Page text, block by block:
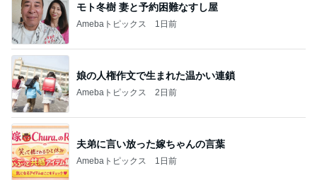
モト冬樹 妻と予約困難なすし屋
Amebaトピックス 1日前
娘の人権作文で生まれた温かい連鎖
Amebaトピックス 2日前
夫弟に言い放った嫁ちゃんの言葉
Amebaトピックス 1日前